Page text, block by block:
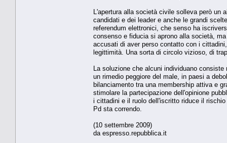
L'apertura alla società civile solleva però un
candidati e dei leader e anche le grandi
referendum elettronici, che senso ha
consenso e fiducia si aprono alla società,
accusati di aver perso contatto con i
legittimità. Una sorta di circolo vizioso, di
La soluzione che alcuni individuano
un rimedio peggiore del male, in paesi a
bilanciamento tra una membership attiva e
stimolare la partecipazione dell'opinione
i cittadini e il ruolo dell'iscritto riduce il
Pd sta correndo.
(10 settembre 2009)
da espresso.repubblica.it